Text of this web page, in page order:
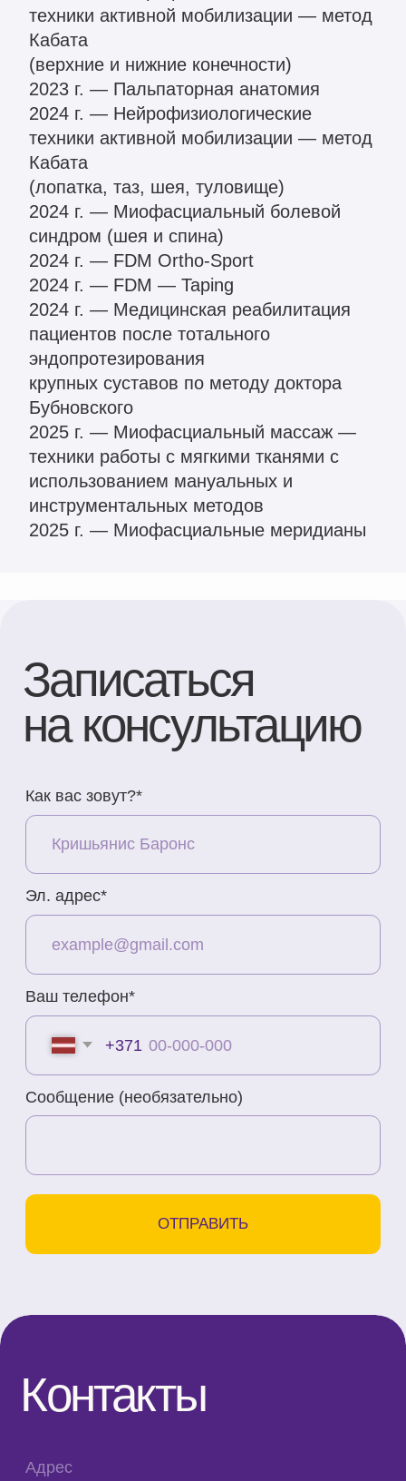
техники работы с мягкими тканями с
использованием мануальных и
инструментальных методов
2025 г. — Миофасциальные меридианы
Контакты
Адрес
Телефон
+371 23 271 732
Эл. адрес
info@bubnovsky.lv
Как добраться
Пн–Пт : 8.00–22.00
Вс : 10.00–15.00
Записаться
на консультацию
Как вас зовут?*
Ваш телефон*
+371
Сообщение (необязательно)
Политика конфиденциальности
010001956